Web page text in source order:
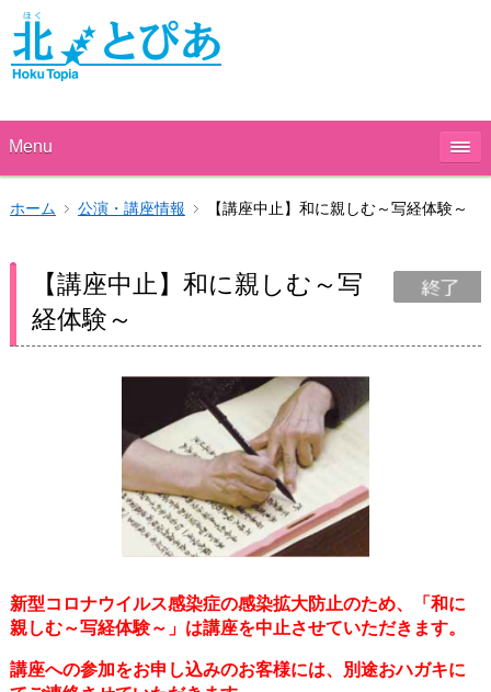
Menu
ホーム 公演・講座情報 【講座中止】和に親しむ～写経体験～
【講座中止】和に親しむ～写
経体験～
新型コロナウイルス感染症の感染拡大防止のため、「和に
親しむ～写経体験～」は講座を中止させていただきます。
講座への参加をお申し込みのお客様には、別途おハガキに